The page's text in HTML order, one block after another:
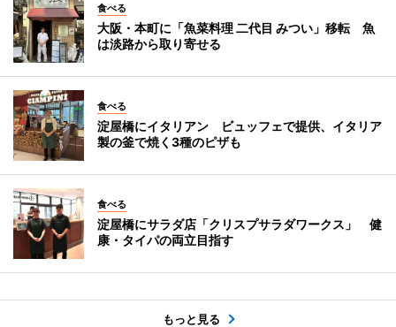
食べる
大阪・本町に「魚菜料理 二代目 みつい」移転 魚
は淡路から取り寄せる
食べる
淀屋橋にイタリアン ビュッフェで提供、イタリア
製の釜で焼く3種のピザも
食べる
淀屋橋にサラダ店「クリスプサラダワークス」 健
康・タイパの両立目指す
もっと見る